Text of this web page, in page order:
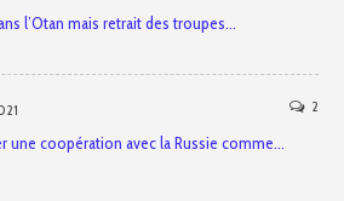
l’Otan mais retrait des troupes…
2
une coopération avec la Russie comme…